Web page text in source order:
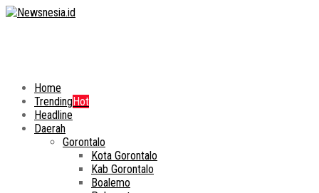
Home
TrendingHot
Headline
Daerah
Gorontalo
Kota Gorontalo
Kab Gorontalo
Boalemo